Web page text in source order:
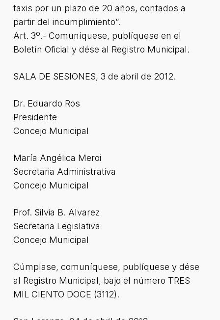
taxis por un plazo de 20 años, contados a
partir del incumplimiento”.
Art. 3º.- Comuníquese, publíquese en el
Boletín Oficial y dése al Registro Municipal.
SALA DE SESIONES, 3 de abril de 2012.
Dr. Eduardo Ros
Presidente
Concejo Municipal
María Angélica Meroi
Secretaria Administrativa
Concejo Municipal
Prof. Silvia B. Alvarez
Secretaria Legislativa
Concejo Municipal
Cúmplase, comuníquese, publíquese y dése
al Registro Municipal, bajo el número TRES
MIL CIENTO DOCE (3112).